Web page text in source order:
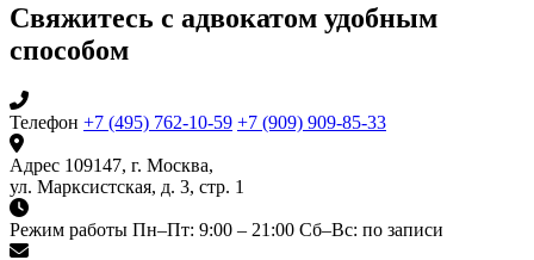
Свяжитесь с адвокатом удобным
способом
Телефон +7 (495) 762-10-59 +7 (909) 909-85-33
Адрес 109147, г. Москва,
ул. Марксистская, д. 3, стр. 1
Режим работы Пн–Пт: 9:00 – 21:00 Сб–Вс: по записи